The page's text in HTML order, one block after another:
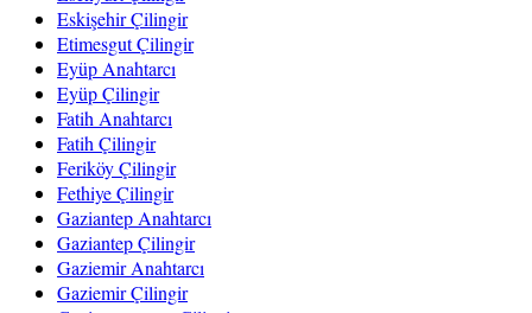
Eskişehir Çilingir
Etimesgut Çilingir
Eyüp Anahtarcı
Eyüp Çilingir
Fatih Anahtarcı
Fatih Çilingir
Feriköy Çilingir
Fethiye Çilingir
Gaziantep Anahtarcı
Gaziantep Çilingir
Gaziemir Anahtarcı
Gaziemir Çilingir